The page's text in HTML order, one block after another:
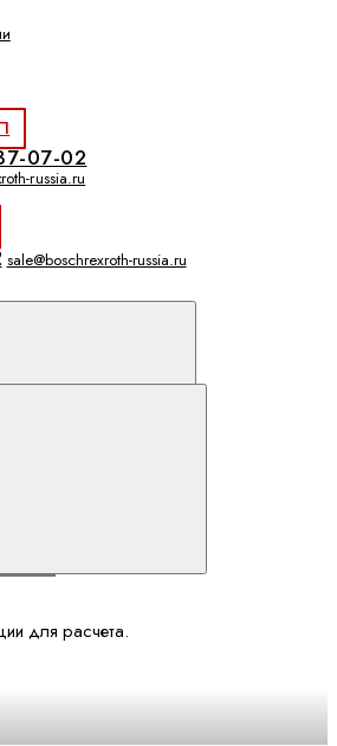
07-02
russia.ru
sale@boschrexroth-russia.ru
для расчета.